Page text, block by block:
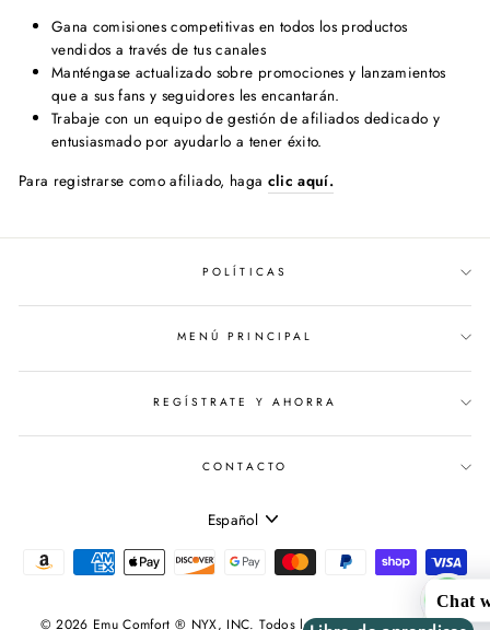
Gana comisiones competitivas en todos los productos
vendidos a través de tus canales
Manténgase actualizado sobre promociones y lanzamientos
que a sus fans y seguidores les encantarán.
Trabaje con un equipo de gestión de afiliados dedicado y
entusiasmado por ayudarlo a tener éxito.
Para registrarse como afiliado, haga clic aquí.
POLÍTICAS
MENÚ PRINCIPAL
REGÍSTRATE Y AHORRA
CONTACTO
IDIOMA
Español
© 2026 Emu Comfort ® NYX, INC. Todos los derechos reservados.
Chat